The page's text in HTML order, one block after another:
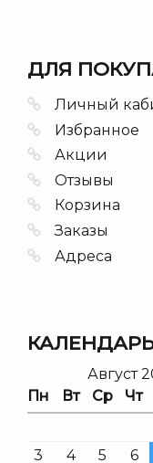
ДЛЯ
Личный
Избранное
Акции
Отзывы
Корзина
Заказы
Адреса
Август
Пн
Вт Ср Чт
3
4 5 6